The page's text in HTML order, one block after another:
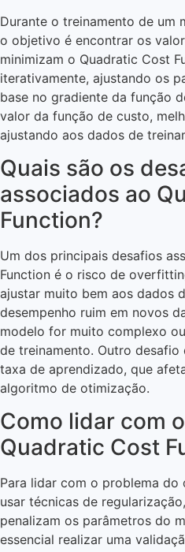
Durante o treinamento de um
o objetivo é encontrar os
minimizam o Quadratic Cost
iterativamente, ajustando os
base no gradiente da função
valor da função de custo,
ajustando aos dados de
Quais são os
associados ao
Function?
Um dos principais desafios
Function é o risco de
ajustar muito bem aos dados
desempenho ruim em novos
modelo for muito complexo
de treinamento. Outro desafio
taxa de aprendizado, que
algoritmo de otimização.
Como lidar com
Quadratic Cost
Para lidar com o problema
usar técnicas de
penalizam os parâmetros do
essencial realizar uma